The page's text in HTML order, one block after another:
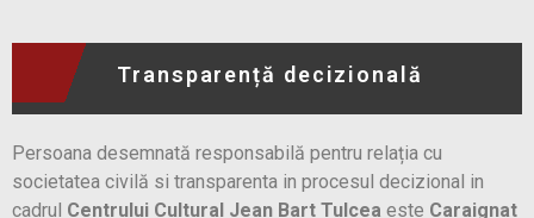
Transparență decizională
Persoana desemnată responsabilă pentru relația cu
societatea civilă si transparenta in procesul decizional in
cadrul Centrului Cultural Jean Bart Tulcea este Caraignat